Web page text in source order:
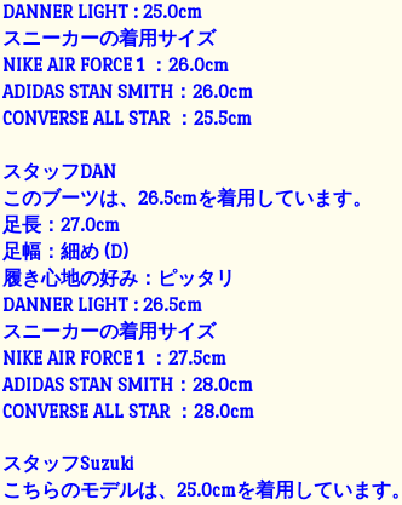
DANNER LIGHT : 25.0cm
スニーカーの着用サイズ
NIKE AIR FORCE 1 ：26.0cm
ADIDAS STAN SMITH：26.0cm
CONVERSE ALL STAR ：25.5cm
スタッフDAN
このブーツは、26.5cmを着用しています。
足長：27.0cm
足幅：細め (D)
履き心地の好み：ピッタリ
DANNER LIGHT : 26.5cm
スニーカーの着用サイズ
NIKE AIR FORCE 1 ：27.5cm
ADIDAS STAN SMITH：28.0cm
CONVERSE ALL STAR ：28.0cm
スタッフSuzuki
こちらのモデルは、25.0cmを着用しています。